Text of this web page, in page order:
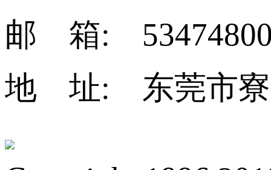
邮 箱:
地 址: 东莞市寮